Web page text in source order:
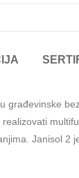
Janisol 2